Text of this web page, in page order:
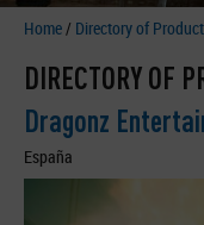
Home/ Directory of
DIRECTORY OF
Dragonz
España